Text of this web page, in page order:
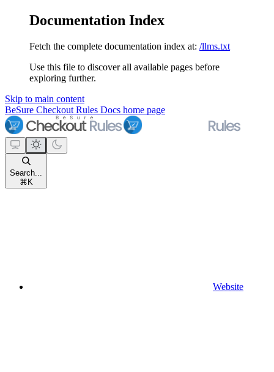
Documentation Index
Fetch the complete documentation index at: /llms.txt
Use this file to discover all available pages before
exploring further.
Skip to main content
BeSure Checkout Rules Docs home page
Search...
⌘ K
Website